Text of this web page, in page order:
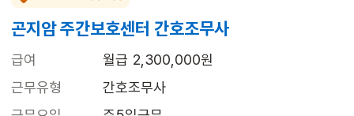
곤지암 주간보호센터 간호조무사
급여
월급 2,300,000원
근무유형
간호조무사